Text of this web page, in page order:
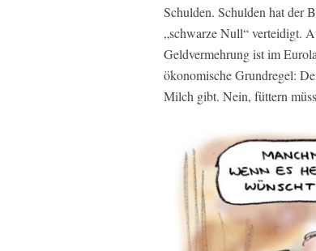
Schulden. Schulden hat der
„schwarze Null“ verteidigt.
Geldvermehrung ist im
ökonomische Grundregel:
Milch gibt. Nein, füttern